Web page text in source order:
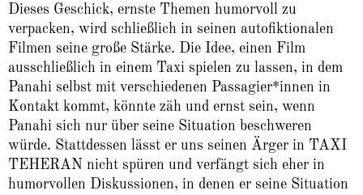
Dieses Geschick, ernste Themen humorvoll zu
verpacken, wird schließlich in seinen autofiktionalen
Filmen seine große Stärke. Die Idee, einen Film
ausschließlich in einem Taxi spielen zu lassen, in dem
Panahi selbst mit verschiedenen Passagier*innen in
Kontakt kommt, könnte zäh und ernst sein, wenn
Panahi sich nur über seine Situation beschweren
würde. Stattdessen lässt er uns seinen Ärger in TAXI
TEHERAN nicht spüren und verfängt sich eher in
humorvollen Diskussionen, in denen er seine Situation